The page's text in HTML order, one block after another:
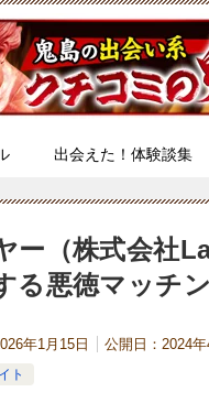
出会えた！体験談集
ー（株式会社
る悪徳マッチン
年1月15日 公開日： 2024年
ト